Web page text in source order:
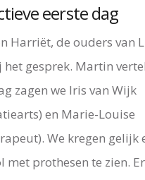
eerste dag
Harriët, de ouders van
gesprek. Martin
zagen we Iris van Wijk
en Marie-Louise
We kregen gelijk
met prothesen te zien.